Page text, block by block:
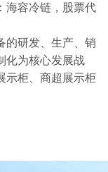
海容冷链，股票代
的研发、生产、销
化为核心发展战
示柜、商超展示柜